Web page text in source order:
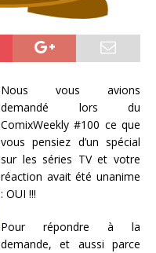
Nous vous avions
demandé lors du
ComixWeekly #100 ce que
vous pensiez d’un spécial
sur les séries TV et votre
réaction avait été unanime
: OUI !!!
Pour répondre à la
demande, et aussi parce